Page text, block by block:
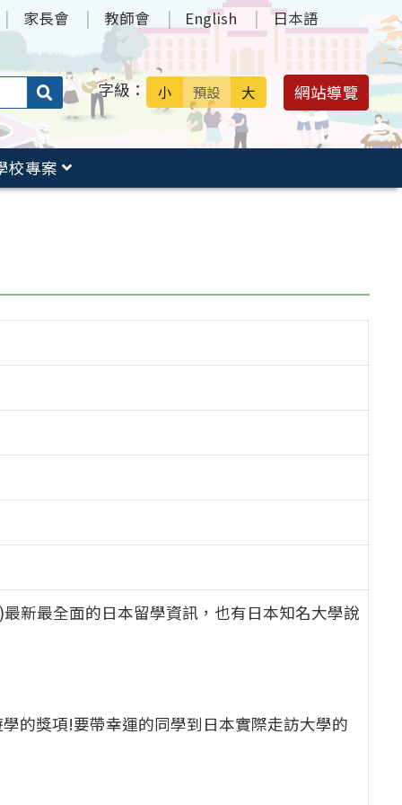
家長會 教師會 English 日本語
搜
送出 字級： 小 預設 大 網站導覽
校專案
新最全面的日本留學資訊，也有日本知名大學說
的獎項!要帶幸運的同學到日本實際走訪大學的